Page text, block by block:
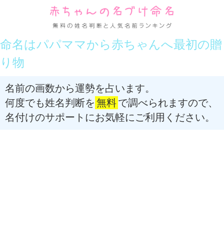
命名はパパママから赤ちゃんへ最初の贈
り物
名前の画数から運勢を占います。
何度でも姓名判断を 無料で調べられますので、
名付けのサポートにお気軽にご利用ください。